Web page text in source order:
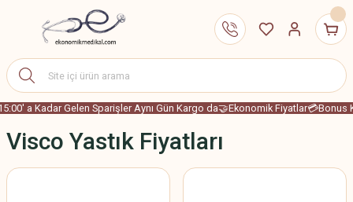
a Kadar Gelen Sparişler Aynı Gün Kargo da🤝Ekonomik Fiyatlar💳Bonus
Visco Yastık Fiyatları